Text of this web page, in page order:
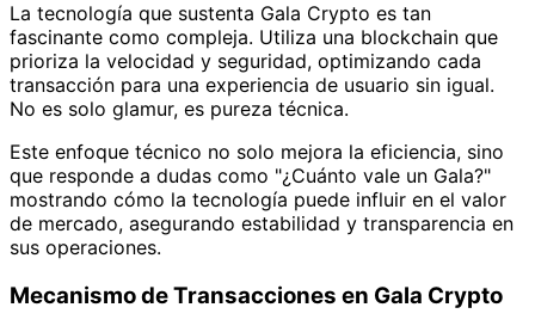
La tecnología que sustenta Gala Crypto es tan
fascinante como compleja. Utiliza una blockchain que
prioriza la velocidad y seguridad, optimizando cada
transacción para una experiencia de usuario sin igual.
No es solo glamur, es pureza técnica.
Este enfoque técnico no solo mejora la eficiencia, sino
que responde a dudas como "¿Cuánto vale un Gala?"
mostrando cómo la tecnología puede influir en el valor
de mercado, asegurando estabilidad y transparencia en
sus operaciones.
Mecanismo de Transacciones en Gala Crypto